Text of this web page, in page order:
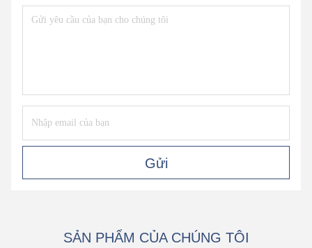
Gửi
SẢN PHẨM CỦA CHÚNG TÔI